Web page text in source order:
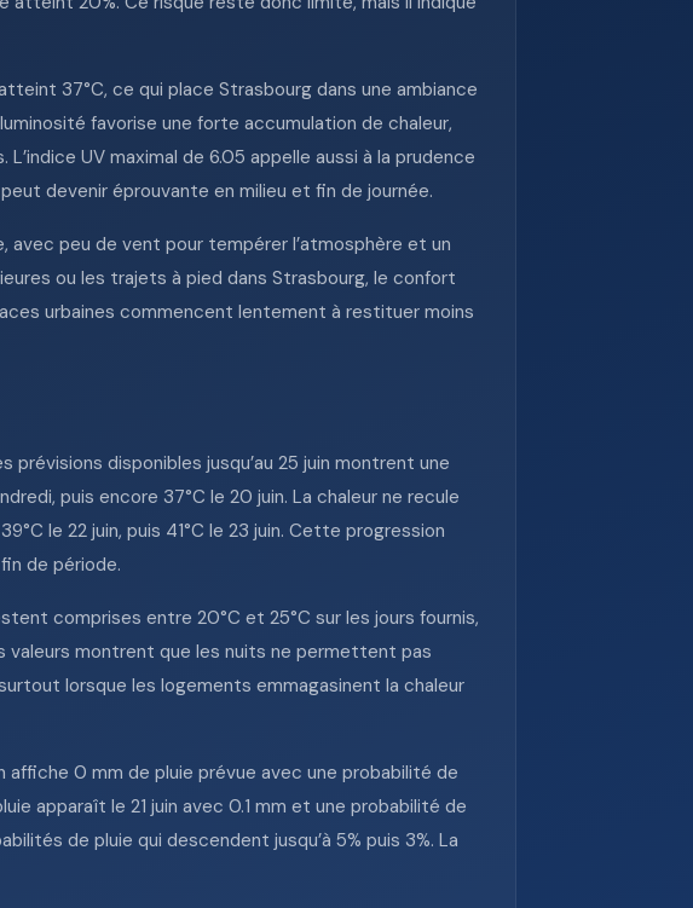
37°C, ce qui place Strasbourg dans une ambiance
favorise une forte accumulation de chaleur,
UV maximal de 6.05 appelle aussi à la prudence
devenir éprouvante en milieu et fin de journée.
avec peu de vent pour tempérer l’atmosphère et un
ou les trajets à pied dans Strasbourg, le confort
urbaines commencent lentement à restituer moins
prévisions disponibles jusqu’au 25 juin montrent une
puis encore 37°C le 20 juin. La chaleur ne recule
le 22 juin, puis 41°C le 23 juin. Cette progression
de période.
comprises entre 20°C et 25°C sur les jours fournis,
valeurs montrent que les nuits ne permettent pas
lorsque les logements emmagasinent la chaleur
0 mm de pluie prévue avec une probabilité de
apparaît le 21 juin avec 0.1 mm et une probabilité de
de pluie qui descendent jusqu’à 5% puis 3%. La